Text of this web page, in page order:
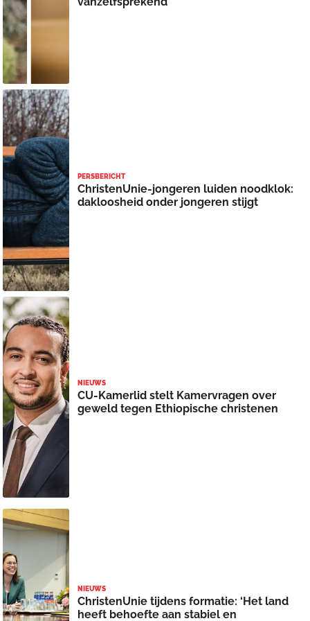
PERSBERICHT
ChristenUnie-jongeren luiden noodklok:
dakloosheid onder jongeren stijgt
NIEUWS
CU-Kamerlid stelt Kamervragen over
geweld tegen Ethiopische christenen
NIEUWS
ChristenUnie tijdens formatie: ‘Het land
heeft behoefte aan stabiel en